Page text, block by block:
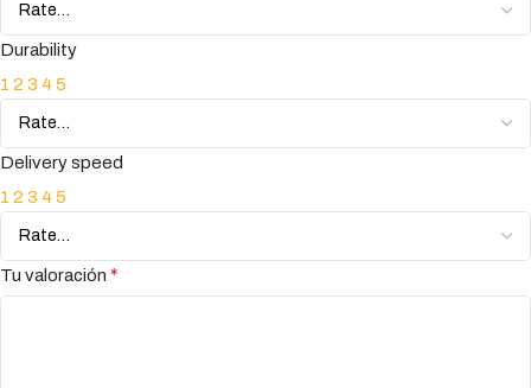
Durability
1 2 3 4 5
Delivery speed
1 2 3 4 5
Tu valoración *